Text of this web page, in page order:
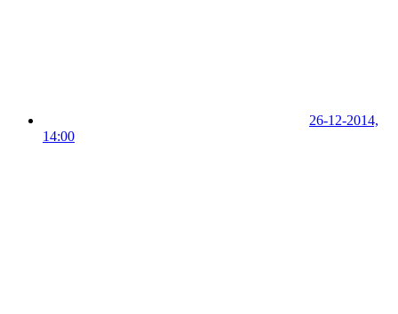
26-12-2014,
14:00